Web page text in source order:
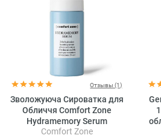
Отзывы (1)
Зволожуюча Сироватка для
Обличчя Comfort Zone
Hydramemory Serum
Comfort Zone